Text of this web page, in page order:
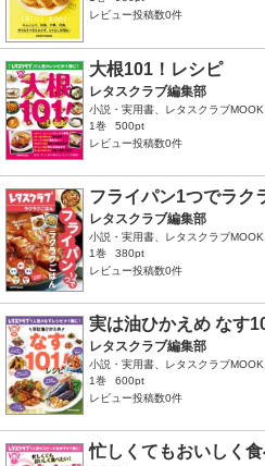
レビュー投稿数0件
大根101！レシピ
レタスクラブ編集部
小説・実用書、レタスクラブMOOK
1巻
500pt
レビュー投稿数0件
フライパン1つでラク
レタスクラブ編集部
小説・実用書、レタスクラブMOOK
1巻
380pt
レビュー投稿数0件
実は油ひかえめ なす
レタスクラブ編集部
小説・実用書、レタスクラブMOOK
1巻
600pt
レビュー投稿数0件
忙しくてもおいしく